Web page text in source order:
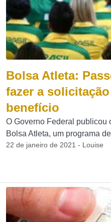
Bolsa Atleta:
fazer a
benefício
O Governo Federal publicou
Bolsa Atleta, um programa
22 de janeiro de 2021 - Louise